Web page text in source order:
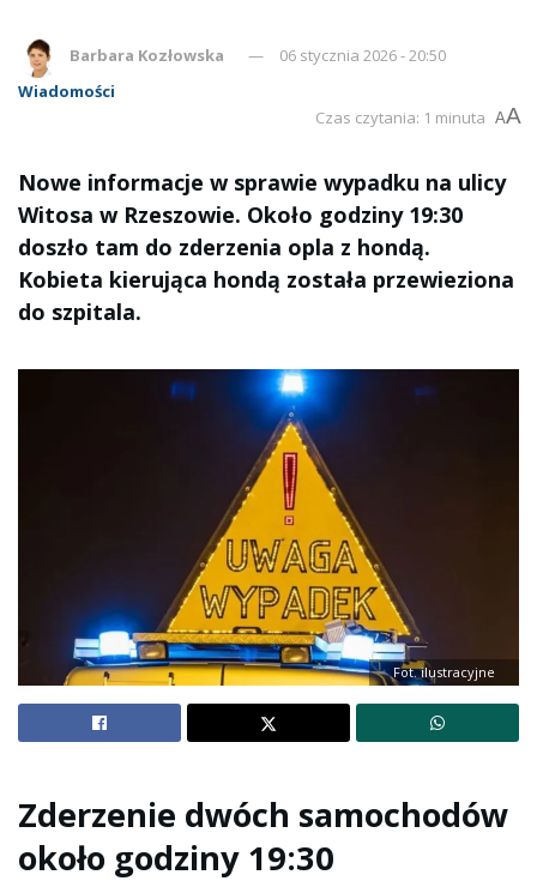
Barbara Kozłowska
06 stycznia 2026 - 20:50
Wiadomości
Czas czytania: 1 minuta AA
Nowe informacje w sprawie wypadku na ulicy
Witosa w Rzeszowie. Około godziny 19:30
doszło tam do zderzenia opla z hondą.
Kobieta kierująca hondą została przewieziona
do szpitala.
Fot. ilustracyjne
Zderzenie dwóch samochodów
około godziny 19:30